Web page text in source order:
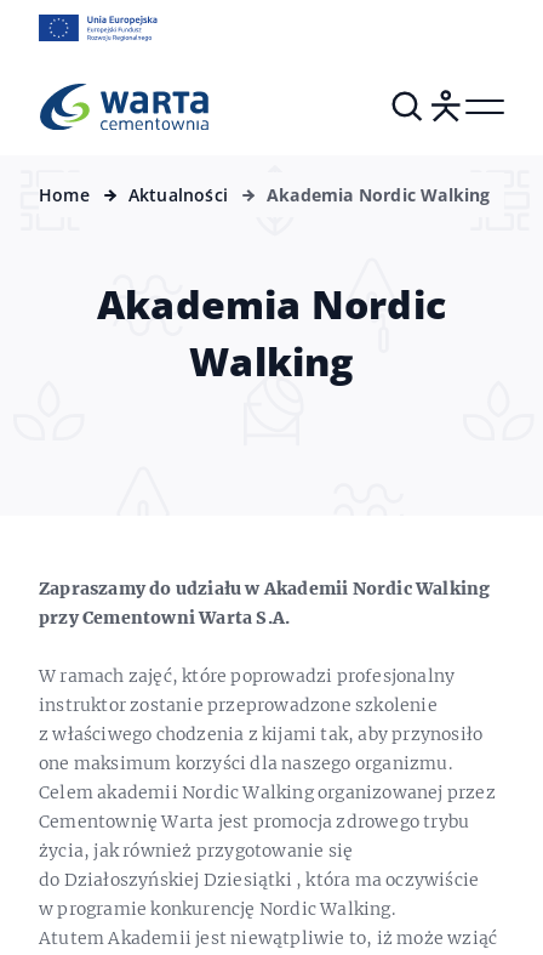
Home Aktualności Akademia Nordic Walking
Akademia Nordic
Walking
Zapraszamy do udziału w Akademii Nordic Walking
przy Cementowni Warta S.A.
W ramach zajęć, które poprowadzi profesjonalny
instruktor zostanie przeprowadzone szkolenie
z właściwego chodzenia z kijami tak, aby przynosiło
one maksimum korzyści dla naszego organizmu.
Celem akademii Nordic Walking organizowanej przez
Cementownię Warta jest promocja zdrowego trybu
życia, jak również przygotowanie się
do Działoszyńskiej Dziesiątki , która ma oczywiście
w programie konkurencję Nordic Walking.
Atutem Akademii jest niewątpliwie to, iż może wziąć